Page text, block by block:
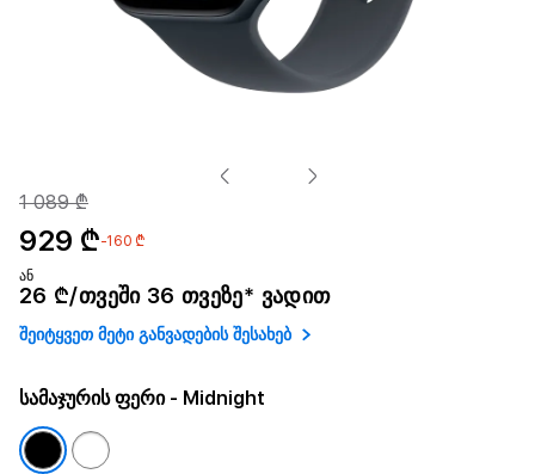
1 089 ₾
929 ₾-160 ₾
ან
26 ₾/თვეში 36 თვეზე* ვადით
შეიტყვეთ მეტი განვადების შესახებ
სამაჯურის ფერი- Midnight